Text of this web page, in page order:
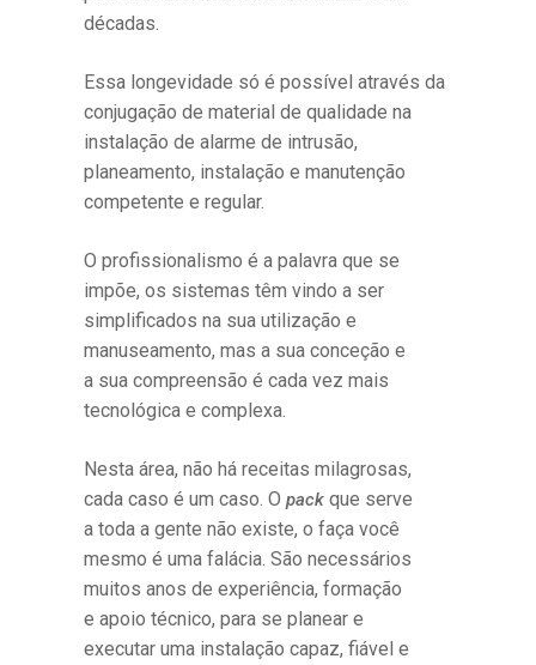
décadas.
Essa longevidade só é possível através da
conjugação de material de qualidade na
instalação de alarme de intrusão,
planeamento, instalação e manutenção
competente e regular.
O profissionalismo é a palavra que se
impõe, os sistemas têm vindo a ser
simplificados na sua utilização e
manuseamento, mas a sua conceção e
a sua compreensão é cada vez mais
tecnológica e complexa.
Nesta área, não há receitas milagrosas,
cada caso é um caso. Opack que serve
a toda a gente não existe, o faça você
mesmo é uma falácia. São necessários
muitos anos de experiência, formação
e apoio técnico, para se planear e
executar uma instalação capaz, fiável e